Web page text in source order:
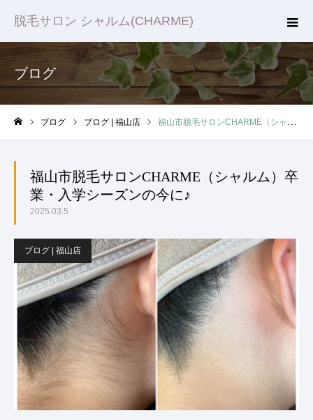
脱毛サロン シャルム(CHARME)
ブログ
ブログ ブログ | 福山店 福山市脱毛サロンCHARME（シャルム）卒業・入学シーズンの今に♪
福山市脱毛サロンCHARME（シャルム）卒
業・入学シーズンの今に♪
2025.03.5
ブログ | 福山店